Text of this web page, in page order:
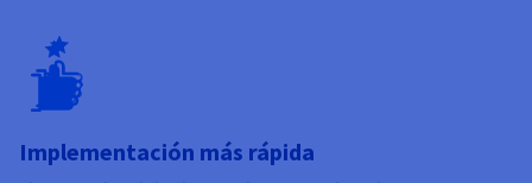
Implementación más rápida